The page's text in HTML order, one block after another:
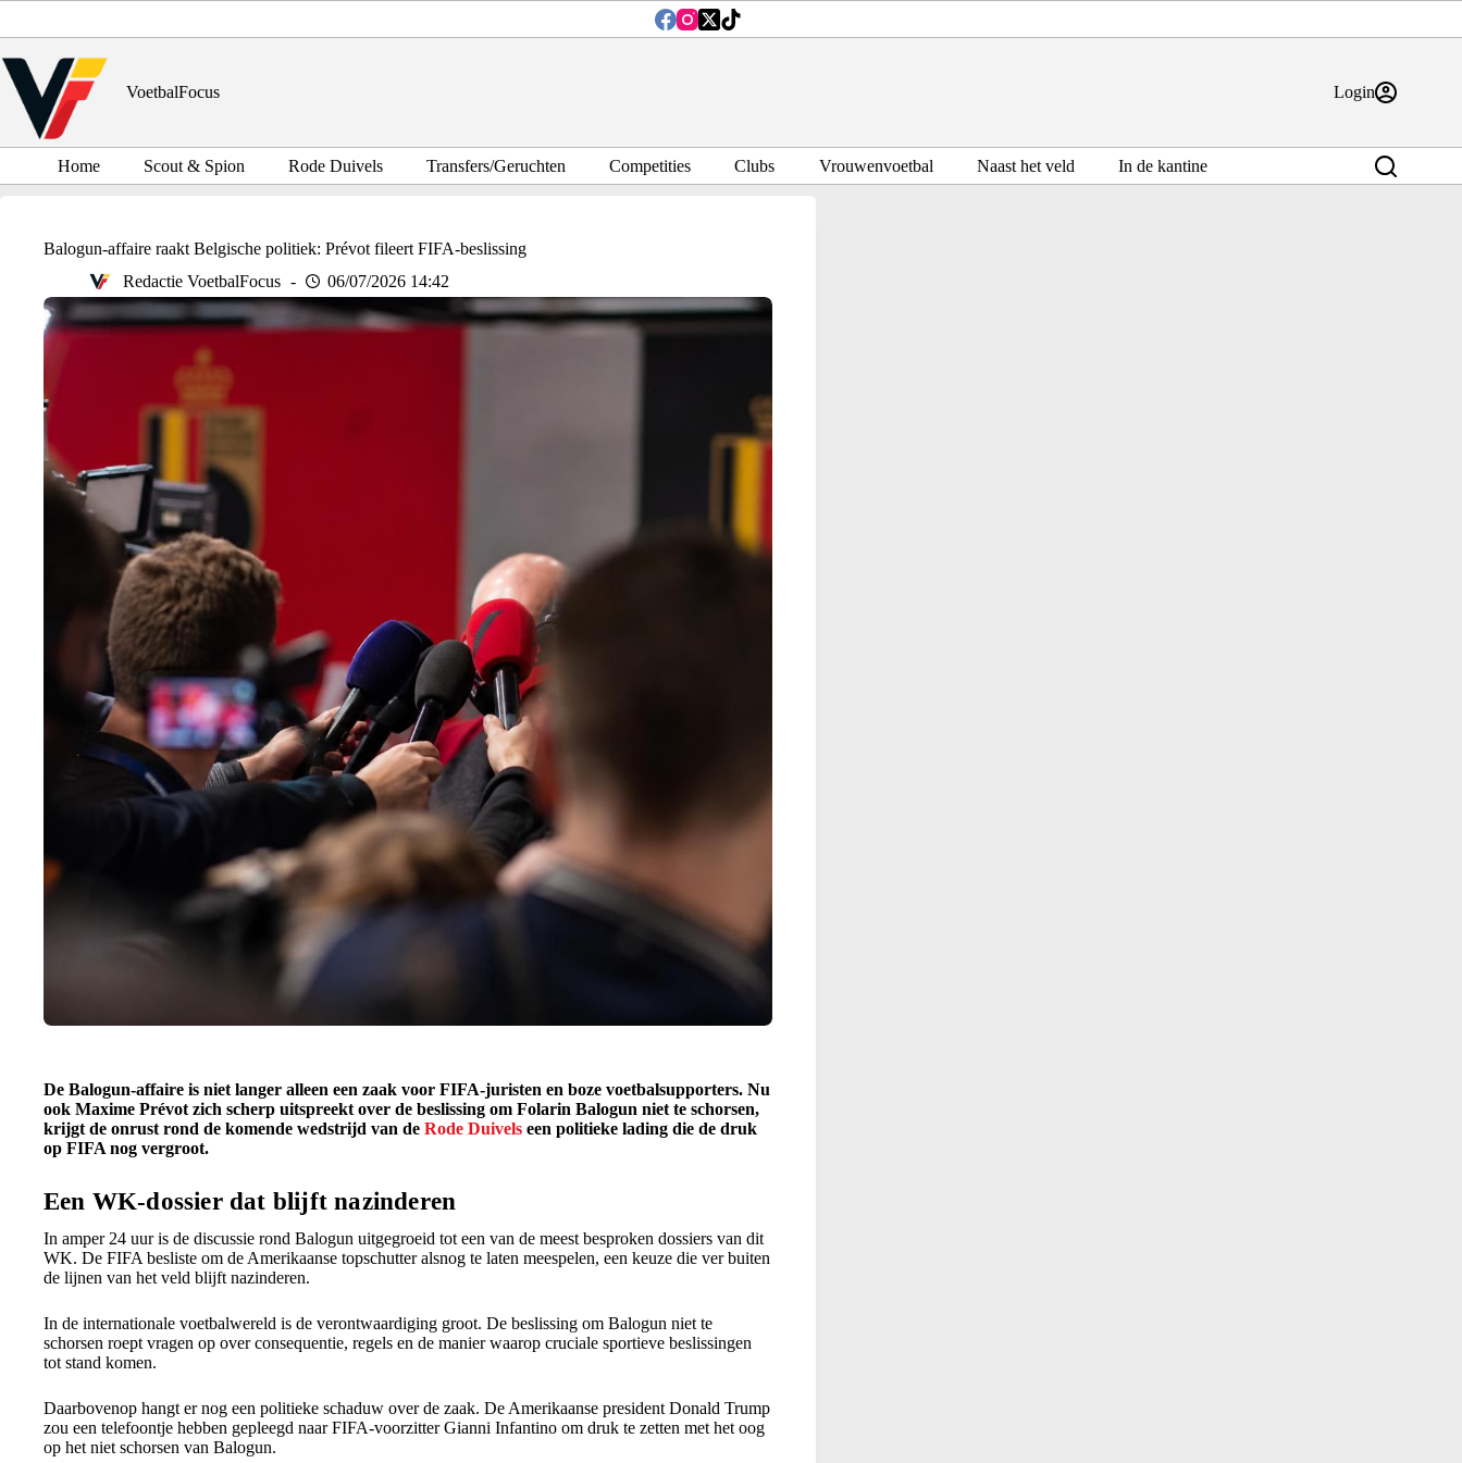
inhoud
VoetbalFocus
Login
Home Scout & Spion Rode Duivels Transfers/Geruchten Competities Clubs Vrouwenvoetbal Naast het veld In de kantine
Balogun-affaire raakt Belgische politiek: Prévot fileert FIFA-beslissing
Redactie VoetbalFocus
06/07/2026 14:42
De Balogun-affaire is niet langer alleen een zaak voor FIFA-juristen en boze voetbalsupporters. Nu
ook Maxime Prévot zich scherp uitspreekt over de beslissing om Folarin Balogun niet te schorsen,
krijgt de onrust rond de komende wedstrijd van de Rode Duivels een politieke lading die de druk
op FIFA nog vergroot.
Een WK-dossier dat blijft nazinderen
In amper 24 uur is de discussie rond Balogun uitgegroeid tot een van de meest besproken dossiers van dit
WK. De FIFA besliste om de Amerikaanse topschutter alsnog te laten meespelen, een keuze die ver buiten
de lijnen van het veld blijft nazinderen.
In de internationale voetbalwereld is de verontwaardiging groot. De beslissing om Balogun niet te
schorsen roept vragen op over consequentie, regels en de manier waarop cruciale sportieve beslissingen
tot stand komen.
Daarbovenop hangt er nog een politieke schaduw over de zaak. De Amerikaanse president Donald Trump
zou een telefoontje hebben gepleegd naar FIFA-voorzitter Gianni Infantino om druk te zetten met het oog
op het niet schorsen van Balogun.